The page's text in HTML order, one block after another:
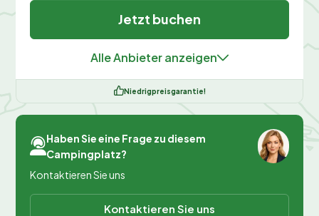
Jetzt buchen
Alle Anbieter anzeigen
Niedrigpreisgarantie!
Haben Sie eine Frage zu diesem
Campingplatz?
Kontaktieren Sie uns
Kontaktieren Sie uns